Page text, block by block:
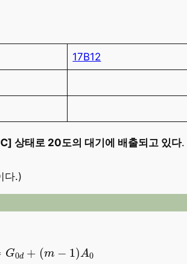
17B12
상태로 20도의 대기에 배출되고 있다.
다.)
G0d + (m − 1)A0
G0 + m− A 0